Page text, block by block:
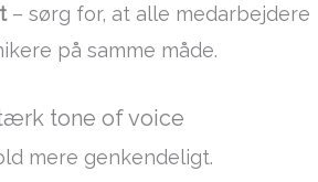
– sørg for, at alle medarbejdere
på samme måde.
tone of voice
mere genkendeligt.